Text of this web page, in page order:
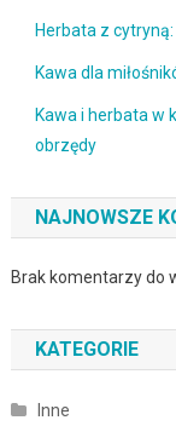
Herbata z
Kawa dla
Kawa i herbata w
obrzędy
NAJNOWSZE
Brak komentarzy do
KATEGORIE
Inne